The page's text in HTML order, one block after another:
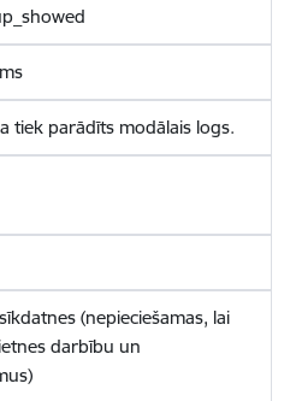
tiek parādīts modālais logs.
(nepieciešamas, lai
darbību un